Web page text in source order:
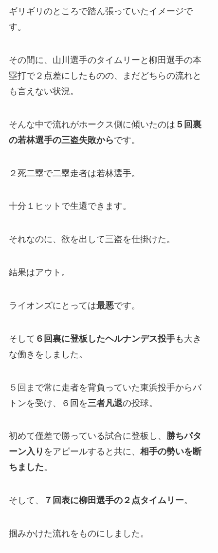
ギリギリのところで踏ん張っていたイメージで
す。
その間に、山川選手のタイムリーと柳田選手の本
塁打で２点差にしたものの、まだどちらの流れと
も言えない状況。
そんな中で流れがホークス側に傾いたのは ５回裏
の若林選手の三盗失敗からです。
２死二塁で二塁走者は若林選手。
十分１ヒットで生還できます。
それなのに、欲を出して三盗を仕掛けた。
結果はアウト。
ライオンズにとっては最悪です。
そして ６回裏に登板したヘルナンデス投手も大き
な働きをしました。
５回まで常に走者を背負っていた東浜投手からバ
トンを受け、６回を三者凡退の投球。
初めて僅差で勝っている試合に登板し、 勝ちパタ
ーン入り をアピールすると共に、 相手の勢いを断
ちました。
そして、 ７回表に柳田選手の２点タイムリー。
掴みかけた流れをものにしました。